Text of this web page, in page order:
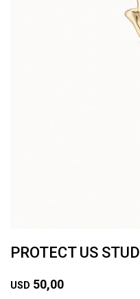
PROTECT US STUD
USD 50,00